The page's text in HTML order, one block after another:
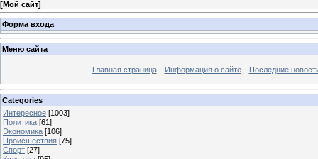
[Мой сайт]
Форма входа
Меню сайта
Главная страница Информация о сайте Последние
Categories
Интересное [1003]
Политика [61]
Экономика [106]
Происшествия [75]
Спорт [27]